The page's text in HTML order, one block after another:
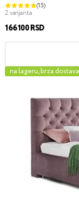
(15)
2 varijanta
166100 RSD
na lageru, brza dostava